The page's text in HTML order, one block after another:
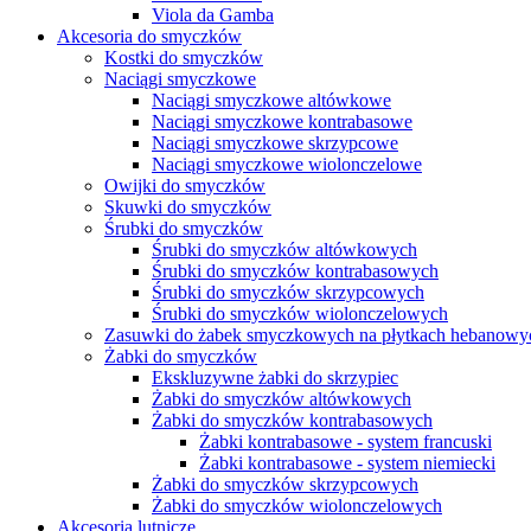
Viola da Gamba
Akcesoria do smyczków
Kostki do smyczków
Naciągi smyczkowe
Naciągi smyczkowe altówkowe
Naciągi smyczkowe kontrabasowe
Naciągi smyczkowe skrzypcowe
Naciągi smyczkowe wiolonczelowe
Owijki do smyczków
Skuwki do smyczków
Śrubki do smyczków
Śrubki do smyczków altówkowych
Śrubki do smyczków kontrabasowych
Śrubki do smyczków skrzypcowych
Śrubki do smyczków wiolonczelowych
Zasuwki do żabek smyczkowych na płytkach
Żabki do smyczków
Ekskluzywne żabki do skrzypiec
Żabki do smyczków altówkowych
Żabki do smyczków kontrabasowych
Żabki kontrabasowe - system francuski
Żabki kontrabasowe - system niemiecki
Żabki do smyczków skrzypcowych
Żabki do smyczków wiolonczelowych
Akcesoria lutnicze